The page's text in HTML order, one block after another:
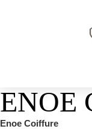
ENOE
Enoe Coiffure